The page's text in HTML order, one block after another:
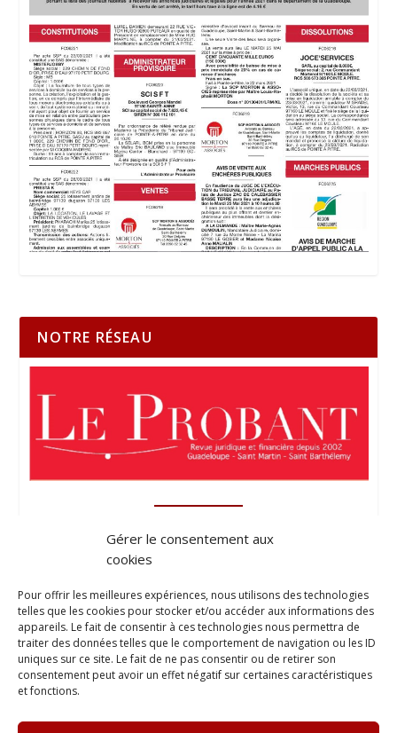
Gérer le consentement aux
cookies
Pour offrir les meilleures expériences, nous utilisons des technologies
telles que les cookies pour stocker et/ou accéder aux informations des
appareils. Le fait de consentir à ces technologies nous permettra de
traiter des données telles que le comportement de navigation ou les ID
uniques sur ce site. Le fait de ne pas consentir ou de retirer son
consentement peut avoir un effet négatif sur certaines caractéristiques
et fonctions.
NOTRE RÉSEAU